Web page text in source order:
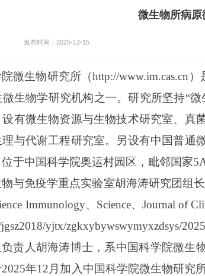
微生物所病
发布时间：2025-12-15
微生物研究所（http://www.im.cas.cn
生物学研究机构之一。研究所坚持“
有微生物资源与生物技术研究室、真
与代谢工程研究室。另设有中国普通
于中国科学院奥运村园区，毗邻国家
与免疫学重点实验室胡海涛研究团组
Immunology、Science、Journal of
jgsz2018/yjtx/zgkxybywswymyxzdsys/
责人胡海涛博士， 系中国科学院微生
年12月加入中国科学院微生物研究